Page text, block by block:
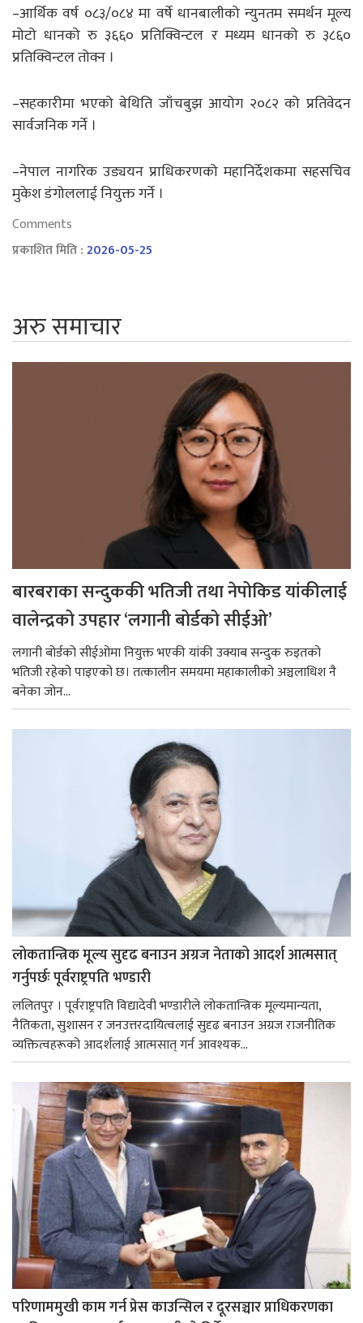
–आर्थिक वर्ष ०८३/०८४ मा वर्षे धानबालीको न्युनतम समर्थन मूल्य
मोटो धानको रु ३६६० प्रतिक्विन्टल र मध्यम धानको रु ३८६०
प्रतिक्विन्टल तोक्न ।
–सहकारीमा भएको बेथिति जाँचबुझ आयोग २०८२ को प्रतिवेदन
सार्वजनिक गर्ने ।
–नेपाल नागरिक उड्ययन प्राधिकरणको महानिर्देशकमा सहसचिव
मुकेश डंगोललाई नियुक्त गर्ने ।
Comments
प्रकाशित मिति :2026-05-25
अरु समाचार
बारबराका सन्दुककी भतिजी तथा नेपोकिड यांकीलाई
वालेन्द्रको उपहार ‘लगानी बोर्डको सीईओ’
लगानी बोर्डको सीईओमा नियुक्त भएकी यांकी उक्याब सन्दुक रुइतको
भतिजी रहेको पाइएको छ। तत्कालीन समयमा महाकालीको अञ्चलाधिश नै
बनेका जोन...
लोकतान्त्रिक मूल्य सुदृढ बनाउन अग्रज नेताको आदर्श आत्मसात्
गर्नुपर्छः पूर्वराष्ट्रपति भण्डारी
ललितपुर । पूर्वराष्ट्रपति विद्यादेवी भण्डारीले लोकतान्त्रिक मूल्यमान्यता,
नैतिकता, सुशासन र जनउत्तरदायित्वलाई सुदृढ बनाउन अग्रज राजनीतिक
व्यक्तित्वहरूको आदर्शलाई आत्मसात् गर्न आवश्यक...
परिणाममुखी काम गर्न प्रेस काउन्सिल र दूरसञ्चार प्राधिकरणका